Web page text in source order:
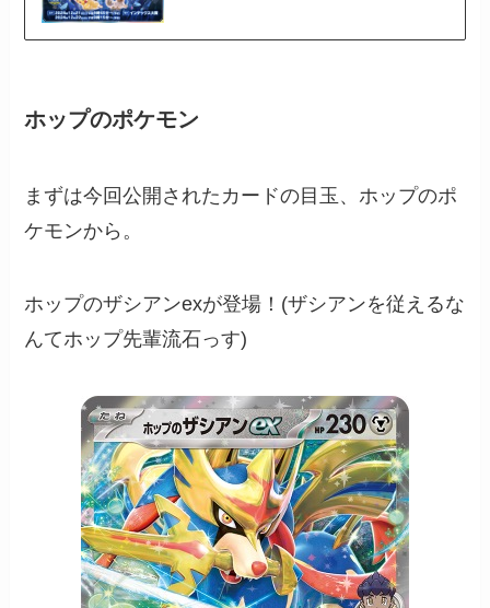
ホップのポケモン
まずは今回公開されたカードの目玉、ホップのポ
ケモンから。
ホップのザシアンexが登場！(ザシアンを従えるな
んてホップ先輩流石っす)